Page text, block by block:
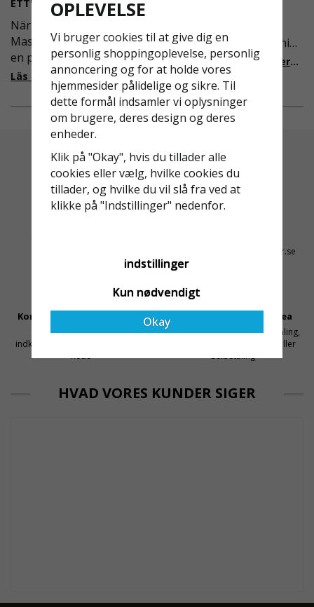
ETT"
När Derome
Maskinuthyrning behövde
en pålitlig partner inom
fallskydd och
säkerhetslösningar föll
valet på
Ställningsprodukter.se.
Med daglig verksamhet på
hög höjd är det avgörande
för dem att samarbeta
med en leverantör som
både har rätt produkter
Läs mer om varför Derome väljer oss
våra regler för rullställning
i Sverige slappare än de
från EU i skrivande stund,
men detta kommer det bli
ändring på. Från och med
2025 träder nya
Sverige gällande
rullställningar, med s
Läs mer om de nya reglerna!
kontakt@stallningsprodukter.se
Konkurrencedygtige Priser
Få mellemled og store
indkøbsvolumener holder prisen
nede
Sikker Betaling Med Svea
Sikre betalinger med kortbetaling,
MobilePay, faktura, leasing eller
delbetaling
HVAD VORES KUNDER SIGER
OPLEVELSE
Vi bruger cookies til at give dig en
personlig shoppingoplevelse, personlig
annoncering og for at holde vores
hjemmesider pålidelige og sikre. Til
dette formål indsamler vi oplysninger
om brugere, deres design og deres
enheder.
Klik på "Okay", hvis du tillader alle
cookies eller vælg, hvilke cookies du
tillader, og hvilke du vil slå fra ved at
klikke på "Indstillinger" nedenfor.
indstillinger
Kun nødvendigt
Okay